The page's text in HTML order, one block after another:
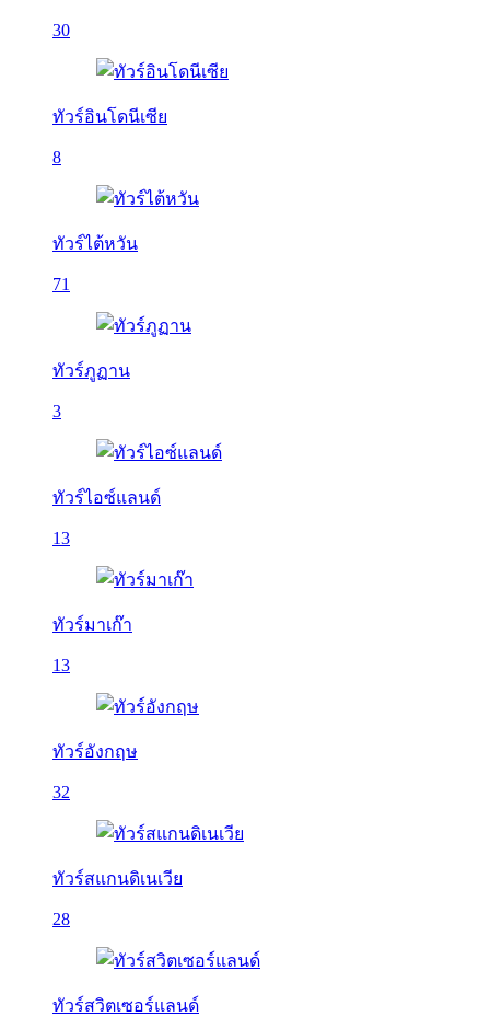
30
ทัวร์อินโดนีเซีย
8
ทัวร์ไต้หวัน
71
ทัวร์ภูฏาน
3
ทัวร์ไอซ์แลนด์
13
ทัวร์มาเก๊า
13
ทัวร์อังกฤษ
32
ทัวร์สแกนดิเนเวีย
28
ทัวร์สวิตเซอร์แลนด์